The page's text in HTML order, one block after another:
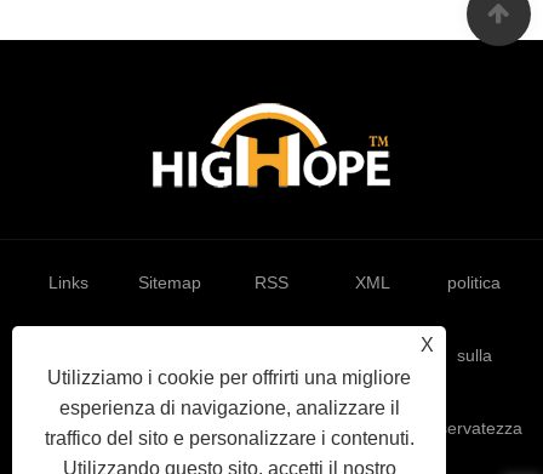
X
Utilizziamo i cookie per offrirti una migliore
esperienza di navigazione, analizzare il
traffico del sito e personalizzare i contenuti.
Utilizzando questo sito, accetti il ​​nostro
Links Sitemap RSS XML politica
sulla
riservatezza